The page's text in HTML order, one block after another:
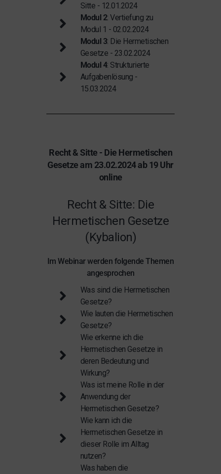
Sitte - 12.01.2024
Modul 2: Vertiefung zu
Modul 1 - 02.02.2024
Modul 3: Die Hermetischen
Gesetze - 23.02.2024
Modul 4: Strukturierte
Aufgabenlösung -
15.03.2024
Recht & Sitte - Die Hermetischen
Gesetze am 23.02.2024 ab 19 Uhr
online
Recht & Sitte: Die
Hermetischen Gesetze
(Kybalion)
Im Webinar werden folgende Themen
angesprochen
Was sind die Hermetischen
Gesetze?
Wie lauten die Hermetischen
Gesetze?
Wie erkenne ich die
Hermetischen Gesetze in
deren Bedeutung und
Wirkung?
Was ist meine Rolle in der
Anwendung der
Hermetischen Gesetze?
Wie kann ich die
Hermetischen Gesetze in
dieser Rolle im Alltag
nutzen?
Was haben die